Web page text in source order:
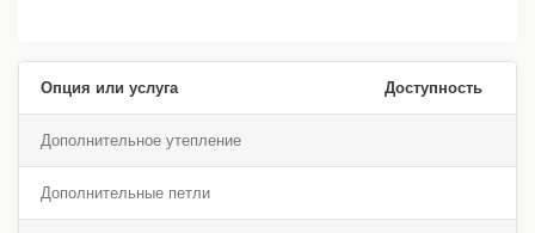
Опция или услуга Доступность
Дополнительное утепление
Дополнительные петли